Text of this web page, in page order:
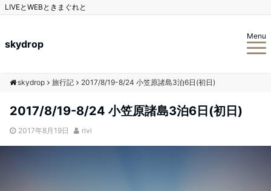
LIVEとWEBときまぐれと
skydrop
Menu
skydrop 旅行記 2017/8/19-8/24 小笠原諸島3泊6日(初日)
2017/8/19-8/24 小笠原諸島3泊6日(初日)
2017年8月19日 rivi